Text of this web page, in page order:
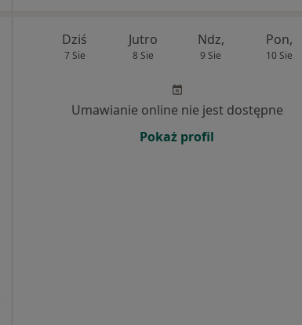
Dziś
7 Sie
Jutro
8 Sie
Ndz,
9 Sie
Pon,
10 Sie
Umawianie online nie jest dostępne
Pokaż profil